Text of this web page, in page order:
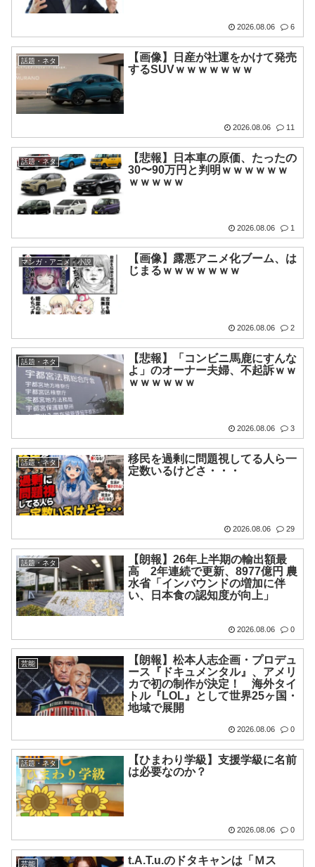
2026.08.06 6
話題・ネタ
【画像】日産が社運をかけて発売
するSUVｗｗｗｗｗｗｗ
2026.08.06 11
話題・ネタ
【悲報】日本車の原価、たったの
30〜90万円と判明ｗｗｗｗｗｗ
ｗｗｗｗｗ
2026.08.06 1
マンガ・アニメ・小説
【画像】露悪アニメ化ブーム、は
じまるｗｗｗｗｗｗｗ
2026.08.06 2
話題・ネタ
【悲報】「コンビニ馬鹿にすんな
よ」のオーナー夫婦、不起訴ｗｗ
ｗｗｗｗｗｗ
2026.08.06 3
話題・ネタ
移民を過剰に問題視してる人ら一
定数いるけどさ・・・
2026.08.06 29
話題・ネタ
【朗報】26年上半期の輸出額最
高 2年連続で更新、8977億円 農
水省「インバウンドの増加に伴
い、日本食の認知度が向上」
2026.08.06 0
芸能
【朗報】松本人志企画・プロデュ
ース『ドキュメンタル』、アメリ
カで初の制作が決定！ 海外タイ
トル『LOL』として世界25ヶ国・
地域で展開
2026.08.06 0
話題・ネタ
【ひまわり学級】支援学級に名前
は必要なのか？
2026.08.06 0
芸能
t.A.T.u.のドタキャンは「Ｍス